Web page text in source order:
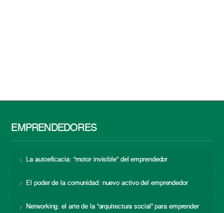
EMPRENDEDORES
La autoeficacia: “motor invisible” del emprendedor
El poder de la comunidad: nuevo activo del emprendedor
Networking: el arte de la “arquitectura social” para emprender